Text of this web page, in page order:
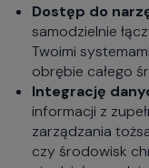
Dostęp do
samodzielnie
Twoimi
obrębie całego
Integrację
informacji z
zarządzania
czy środowisk